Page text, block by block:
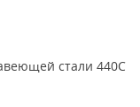
стали 440C